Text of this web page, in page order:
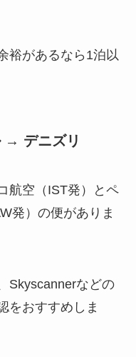
裕があるなら1泊以
→ デニズリ
航空（IST発）とペ
発）の便がありま
Skyscannerなどの
をおすすめしま